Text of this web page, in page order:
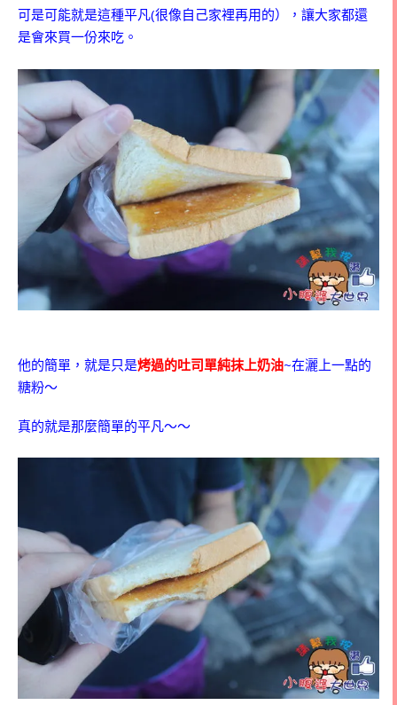
可是可能就是這種平凡(很像自己家裡再用的），讓大家都還
是會來買一份來吃。
他的簡單，就是只是烤過的吐司單純抹上奶油~在灑上一點的
糖粉～
真的就是那麼簡單的平凡～～